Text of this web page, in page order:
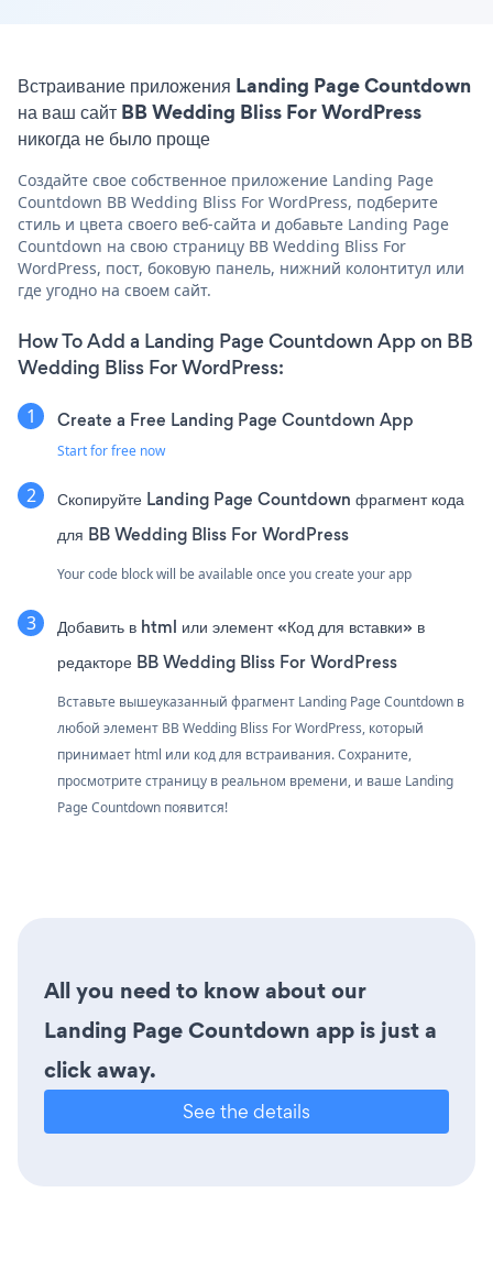
Встраивание приложения Landing Page Countdown
на ваш сайт BB Wedding Bliss For WordPress
никогда не было проще
Создайте свое собственное приложение Landing Page
Countdown BB Wedding Bliss For WordPress, подберите
стиль и цвета своего веб-сайта и добавьте Landing Page
Countdown на свою страницу BB Wedding Bliss For
WordPress, пост, боковую панель, нижний колонтитул или
где угодно на своем сайт.
How To Add a Landing Page Countdown App on BB
Wedding Bliss For WordPress:
Create a Free Landing Page Countdown App
Start for free now
Скопируйте Landing Page Countdown фрагмент кода
для BB Wedding Bliss For WordPress
Your code block will be available once you create your app
Добавить в html или элемент «Код для вставки» в
редакторе BB Wedding Bliss For WordPress
Вставьте вышеуказанный фрагмент Landing Page Countdown в
любой элемент BB Wedding Bliss For WordPress, который
принимает html или код для встраивания. Сохраните,
просмотрите страницу в реальном времени, и ваше Landing
Page Countdown появится!
All you need to know about our
Landing Page Countdown app is just a
click away.
See the details